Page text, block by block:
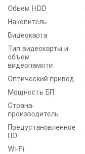
Обьем HDD
Накопитель
Видеокарта
Тип видеокарты и
объем
видеопамяти
Оптический привод
Мощность БП
Страна-
производитель
Предустановленное
ПО
Wi-Fi